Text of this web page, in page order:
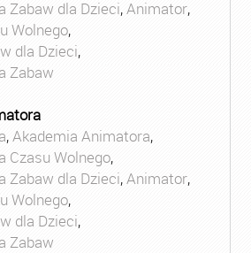
Zabaw dla Dzieci,Animator,
Wolnego,
dla Dzieci,
Zabaw
,Akademia Animatora,
Czasu Wolnego,
Zabaw dla Dzieci,Animator,
Wolnego,
dla Dzieci,
Zabaw